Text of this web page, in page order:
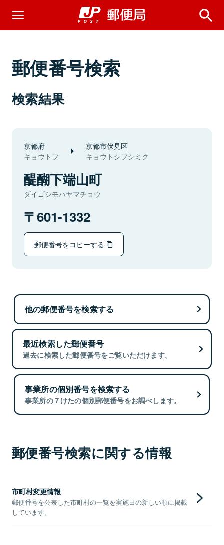
郵便番号検索
検索結果
京都府
キョウトフ
京都市伏見区
キョウトシフシミク
醍醐下端山町
ダイゴシモハヤマチョウ
601-1332
郵便番号をコピーする
他の郵便番号を検索する
最近検索した郵便番号
過去に検索した郵便番号をご覧いただけます。
事業所の個別番号を検索する
事業所の７けたの個別郵便番号をお調べします。
郵便番号検索に関する情報
市町村変更情報
郵便番号を公表した市町村の一覧を実施日の新しい順に掲載
しています。